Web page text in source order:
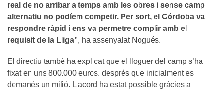
real de no arribar a temps amb les obres i sense camp
alternatiu no podíem competir. Per sort, el Córdoba va
respondre ràpid i ens va permetre complir amb el
requisit de la Lliga”, ha assenyalat Nogués.
El directiu també ha explicat que el lloguer del camp s’ha
fixat en uns 800.000 euros, després que inicialment es
demanés un milió. L’acord ha estat possible gràcies a